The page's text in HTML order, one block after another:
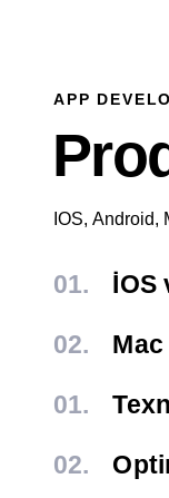
APP
IOS, Android,
01. İOS
02.
01.
02.